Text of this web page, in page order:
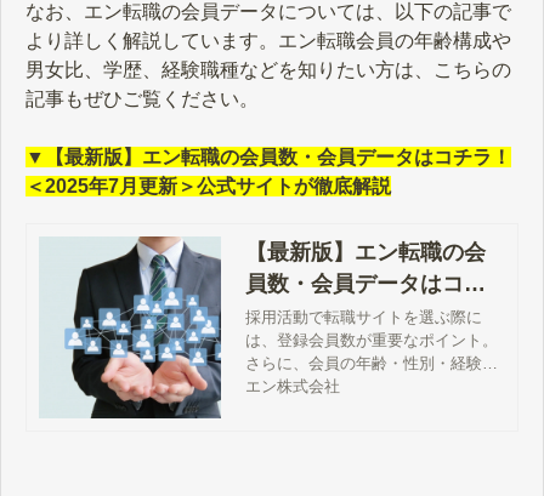
なお、エン転職の会員データについては、以下の記事で
より詳しく解説しています。エン転職会員の年齢構成や
男女比、学歴、経験職種などを知りたい方は、こちらの
記事もぜひご覧ください。
▼【最新版】エン転職の会員数・会員データはコチラ！
＜2025年7月更新＞公式サイトが徹底解説
【最新版】エン転職の会
員数・会員データはコチ
ラ！＜2026年2月更新＞公
式サイトが徹底解説
採用活動で転職サイトを選ぶ際に
は、登録会員数が重要なポイント。
さらに、会員の年齢・性別・経験業
界・経験職種など、『エン転職』公
エン株式会社